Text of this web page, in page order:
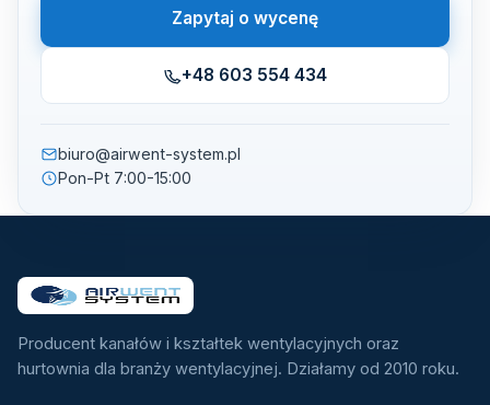
Zapytaj o wycenę
+48 603 554 434
biuro@airwent-system.pl
Pon-Pt 7:00-15:00
Producent kanałów i kształtek wentylacyjnych oraz
hurtownia dla branży wentylacyjnej. Działamy od 2010 roku.